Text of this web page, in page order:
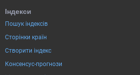
Індекси
Пошук індексів
Сторінки країн
Створити індекс
Консенсус-прогнози